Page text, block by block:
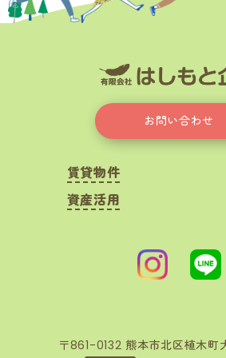
お問い合わせ
賃貸物件
資産活用
〒861-0132 熊本市北区植木町